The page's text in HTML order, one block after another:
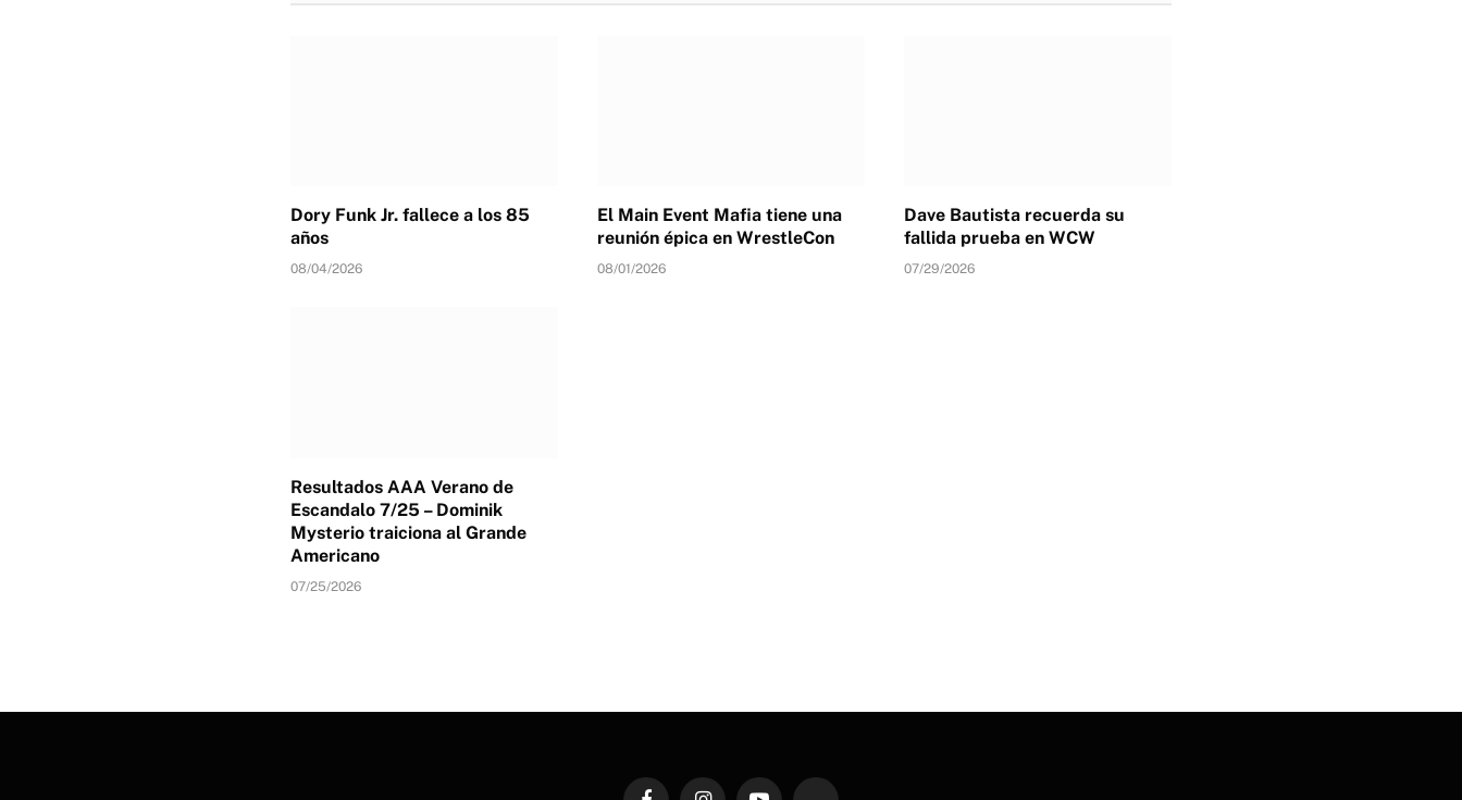
Dory Funk Jr. fallece a los 85
años
08/04/2026
El Main Event Mafia tiene una
reunión épica en WrestleCon
08/01/2026
Dave Bautista recuerda su
fallida prueba en WCW
07/29/2026
Resultados AAA Verano de
Escandalo 7/25 – Dominik
Mysterio traiciona al Grande
Americano
07/25/2026